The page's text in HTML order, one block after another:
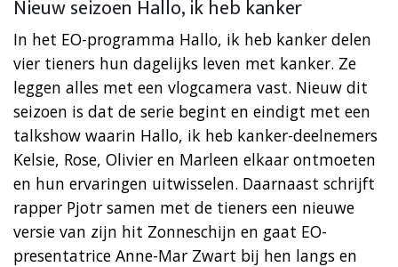
Nieuw seizoen Hallo, ik heb kanker
In het EO-programma Hallo, ik heb kanker delen
vier tieners hun dagelijks leven met kanker. Ze
leggen alles met een vlogcamera vast. Nieuw dit
seizoen is dat de serie begint en eindigt met een
talkshow waarin Hallo, ik heb kanker-deelnemers
Kelsie, Rose, Olivier en Marleen elkaar ontmoeten
en hun ervaringen uitwisselen. Daarnaast schrijft
rapper Pjotr samen met de tieners een nieuwe
versie van zijn hit Zonneschijn en gaat EO-
presentatrice Anne-Mar Zwart bij hen langs en